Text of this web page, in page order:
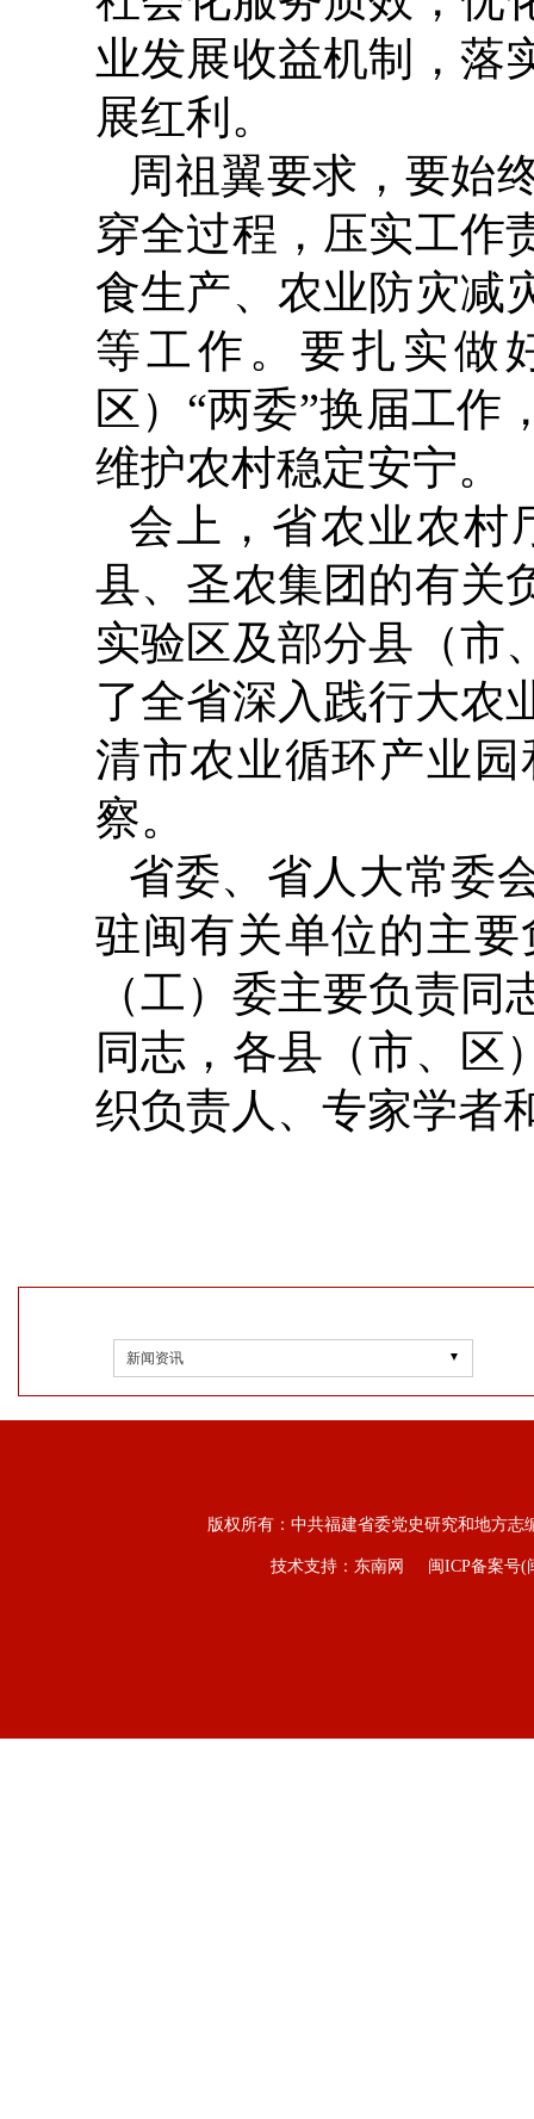
业发展收益机制，落
展红利。
周祖翼要求，要始
穿全过程，压实工作
食生产、农业防灾减
等工作。要扎实做
区）“两委”换届工作
维护农村稳定安宁。
会上，省农业农村
县、圣农集团的有关
实验区及部分县（市
了全省深入践行大农
清市农业循环产业
察。
省委、省人大常委
驻闽有关单位的主
（工）委主要负责
同志，各县（市、区
织负责人、专家学者
新闻资讯
版权所有：中共福建省委党史研究和地方
技术支持：东南网 闽ICP备案号(